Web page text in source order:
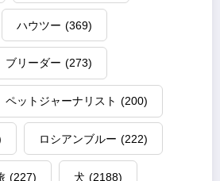
ハウツー (369)
ブリーダー (273)
ペットジャーナリスト (200)
ロシアンブルー (222)
(227) 犬 (2188)